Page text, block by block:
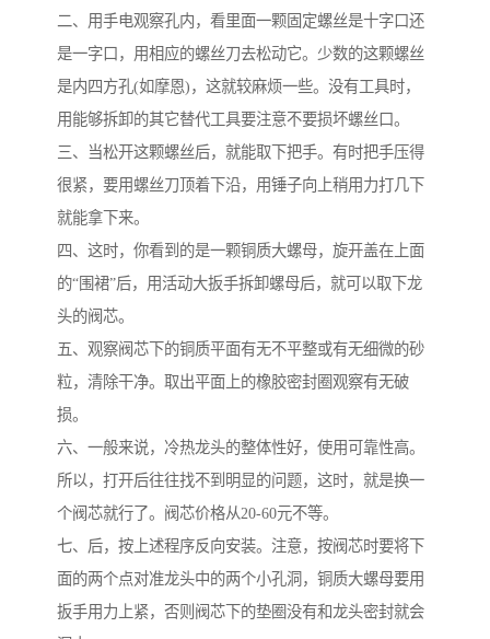
二、用手电观察孔内，看里面一颗固定螺丝是十字口还
是一字口，用相应的螺丝刀去松动它。少数的这颗螺丝
是内四方孔(如摩恩)，这就较麻烦一些。没有工具时，
用能够拆卸的其它替代工具要注意不要损坏螺丝口。
三、当松开这颗螺丝后，就能取下把手。有时把手压得
很紧，要用螺丝刀顶着下沿，用锤子向上稍用力打几下
就能拿下来。
四、这时，你看到的是一颗铜质大螺母，旋开盖在上面
的“围裙”后，用活动大扳手拆卸螺母后，就可以取下龙
头的阀芯。
五、观察阀芯下的铜质平面有无不平整或有无细微的砂
粒，清除干净。取出平面上的橡胶密封圈观察有无破
损。
六、一般来说，冷热龙头的整体性好，使用可靠性高。
所以，打开后往往找不到明显的问题，这时，就是换一
个阀芯就行了。阀芯价格从20-60元不等。
七、后，按上述程序反向安装。注意，按阀芯时要将下
面的两个点对准龙头中的两个小孔洞，铜质大螺母要用
扳手用力上紧，否则阀芯下的垫圈没有和龙头密封就会